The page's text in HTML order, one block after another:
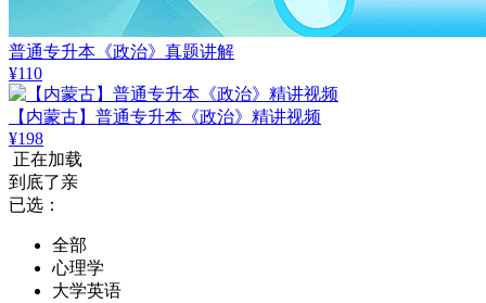
普通专升本《政治》真题讲解
¥110
【内蒙古】普通专升本《政治》精讲视频
¥198
正在加载
到底了亲
已选：
全部
心理学
大学英语